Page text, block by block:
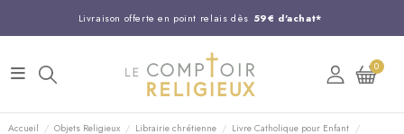
Livraison offerte en point relais dès 59€ d'achat*
Entreprise Française familiale
Support client disponible au 03 20 24 74 15
Commandez avant 14H, expédition le jour même !
0
Accueil Objets Religieux Librairie chrétienne
Livre Catholique pour Enfant